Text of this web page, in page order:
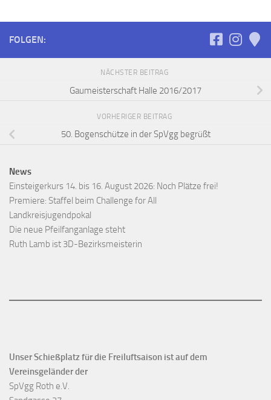
FOLGEN:
NÄCHSTER BEITRAG
Gaumeisterschaft Halle 2016/2017
VORHERIGER BEITRAG
50. Bogenschütze in der SpVgg begrüßt
News
Einsteigerkurs 14. bis 16. August 2026: Noch Plätze frei!
Premiere: Staffel beim Challenge for All
Landkreisjugendpokal
Die neue Pfeilfanganlage steht
Ruth Lamb ist 3D-Bezirksmeisterin
Unser Schießplatz für die Freiluftsaison ist auf dem
Vereinsgeländer der
SpVgg Roth e.V.